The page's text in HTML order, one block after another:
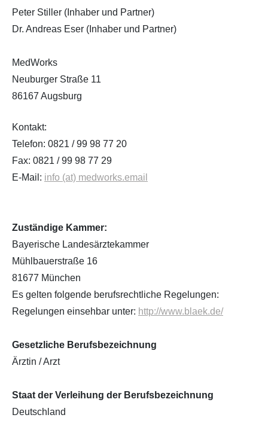
Peter Stiller (Inhaber und Partner)
Dr. Andreas Eser (Inhaber und Partner)
MedWorks
Neuburger Straße 11
86167 Augsburg
Kontakt:
Telefon: 0821 / 99 98 77 20
Fax: 0821 / 99 98 77 29
E-Mail: info (at) medworks.email
Zuständige Kammer:
Bayerische Landesärztekammer
Mühlbauerstraße 16
81677 München
Es gelten folgende berufsrechtliche Regelungen:
Regelungen einsehbar unter: http://www.blaek.de/
Gesetzliche Berufsbezeichnung
Ärztin / Arzt
Staat der Verleihung der Berufsbezeichnung
Deutschland
Cryolight - hyperbare CO2-
Kältetherapie
Chirotherapie
Individuelle Rückenbehandlungen
Infusionstherapien